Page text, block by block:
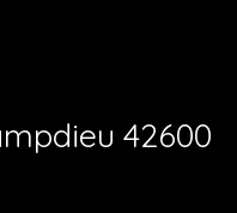
42600